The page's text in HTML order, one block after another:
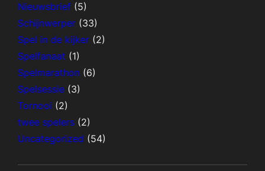
Nieuwsbrief (5)
Schijnwerper (33)
Spel in de kijker (2)
Spelfanaat (1)
Spelmarathon (6)
Spelsessie (3)
Tornooi (2)
twee spelers (2)
Uncategorized (54)